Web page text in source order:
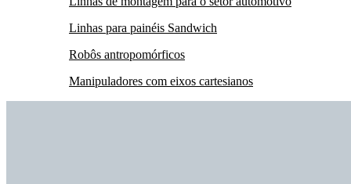
Linhas para painéis Sandwich
Robôs antropomórficos
Manipuladores com eixos cartesianos